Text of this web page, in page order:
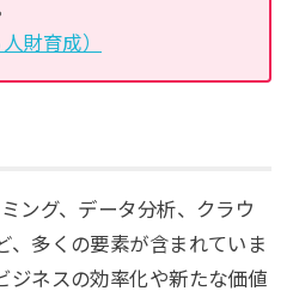
財育成）
ング、データ分析、クラウ
、多くの要素が含まれていま
ジネスの効率化や新たな価値